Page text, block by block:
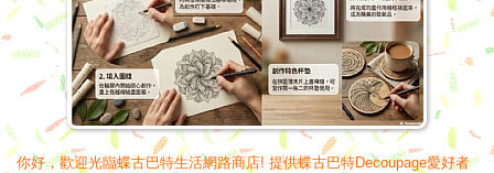
你好，歡迎光臨蝶古巴特生活網路商店! 提供蝶古巴特Decoupage愛好者